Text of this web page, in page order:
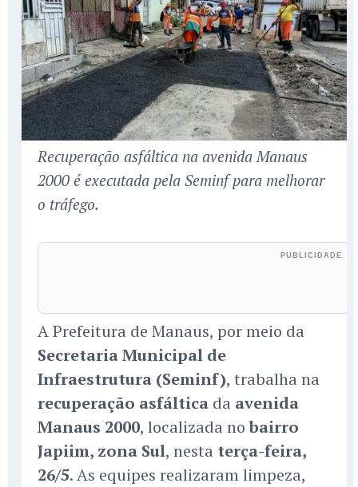
Recuperação asfáltica na avenida Manaus
2000 é executada pela Seminf para melhorar
o tráfego.
A Prefeitura de Manaus, por meio da
Secretaria Municipal de
Infraestrutura (Seminf), trabalha na
recuperação asfáltica da avenida
Manaus 2000, localizada nobairro
Japiim, zona Sul, nesta terça-feira,
26/5. As equipes realizaram limpeza,